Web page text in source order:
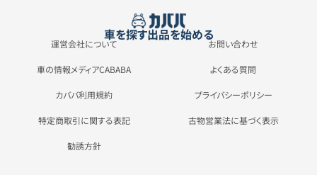
車を探す出品を始める
運営会社について お問い合わせ
車の情報メディアCABABA よくある質問
カババ利用規約 プライバシーポリシー
特定商取引に関する表記 古物営業法に基づく表示
勧誘方針